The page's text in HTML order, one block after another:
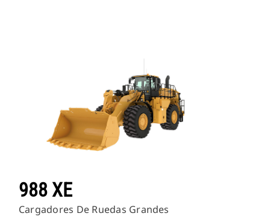
988 XE
Cargadores De Ruedas Grandes